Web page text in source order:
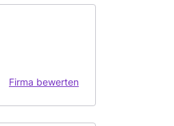
Firma bewerten